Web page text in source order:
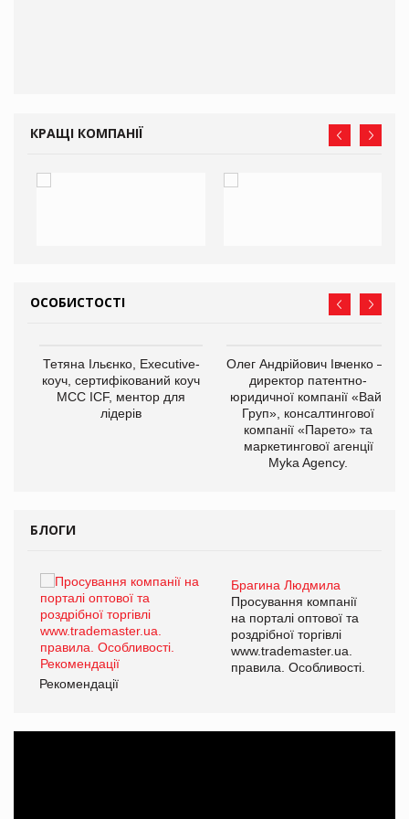
КРАЩІ КОМПАНІЇ
ОСОБИСТОСТІ
Тетяна Ільєнко, Executive-
коуч, сертифікований коуч
МСС ICF, ментор для
лідерів
Олег Андрійович Івченко —
директор патентно-
юридичної компанії «Вайз
Груп», консалтингової
компанії «Парето» та
маркетингової агенції
Myka Agency.
БЛОГИ
Брагина Людмила
Просування компанії
на порталі оптової та
роздрібної торгівлі
www.trademaster.ua.
правила. Особливості.
Рекомендації